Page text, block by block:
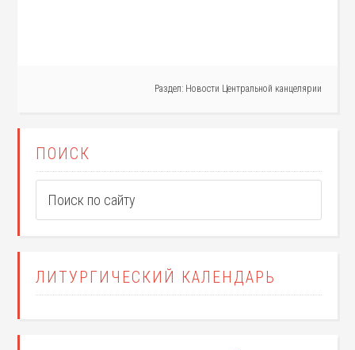
Раздел: Новости Центральной канцелярии
ПОИСК
ЛИТУРГИЧЕСКИЙ КАЛЕНДАРЬ